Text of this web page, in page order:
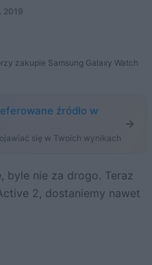
2019
zakupie Samsung Galaxy Watch
źródło w
się w Twoich wynikach
2, dostaniemy nawet